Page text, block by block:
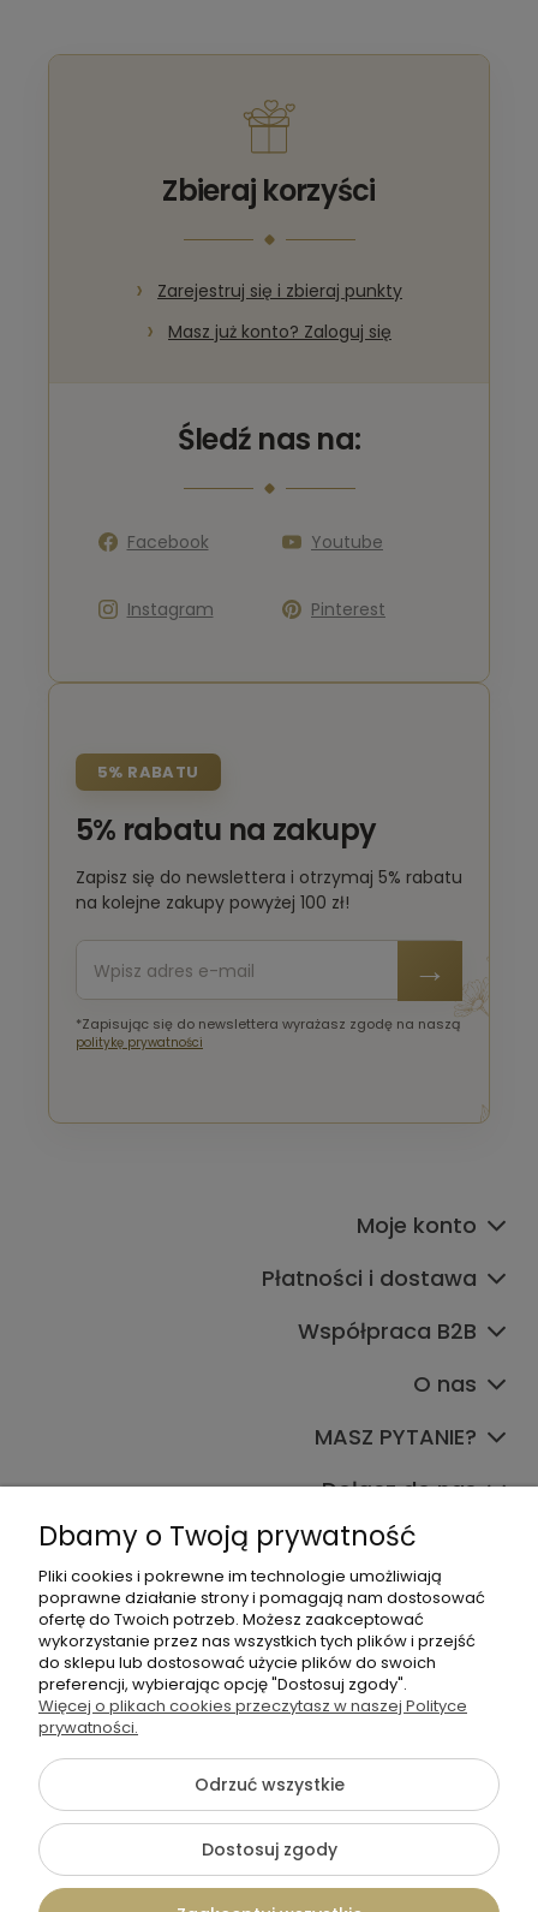
Zbieraj korzyści
Zarejestruj się i zbieraj punkty
Masz już konto? Zaloguj się
Śledź nas na:
Facebook Youtube
Instagram Pinterest
5% RABATU
5% rabatu na zakupy
Zapisz się do newslettera i otrzymaj 5% rabatu
na kolejne zakupy powyżej 100 zł!
*Zapisując się do newslettera wyrażasz zgodę na naszą
politykę prywatności
Moje konto
Płatności i dostawa
Współpraca B2B
O nas
MASZ PYTANIE?
Dołącz do nas
+48 570 367 989
biuro.tadam@gmail.com
©2026 Wszelkie Prawa Zastrzeżone | TADAM Pracownia
Kreatywna
Szablon Flex byEcommercy
Dbamy o Twoją prywatność
Pliki cookies i pokrewne im technologie umożliwiają
poprawne działanie strony i pomagają nam dostosować
ofertę do Twoich potrzeb. Możesz zaakceptować
wykorzystanie przez nas wszystkich tych plików i przejść
do sklepu lub dostosować użycie plików do swoich
preferencji, wybierając opcję "Dostosuj zgody".
Więcej o plikach cookies przeczytasz w naszej Polityce
prywatności.
Odrzuć wszystkie
Dostosuj zgody